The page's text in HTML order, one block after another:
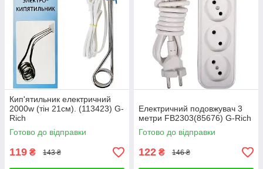
Кип'ятильник електричний
2000w (тін 21см). (113423) G-
Rich
Готово до відправки
119 ₴ 143 ₴
Електричний подовжувач 3
метри FB2303(85676) G-Rich
Готово до відправки
122 ₴ 146 ₴